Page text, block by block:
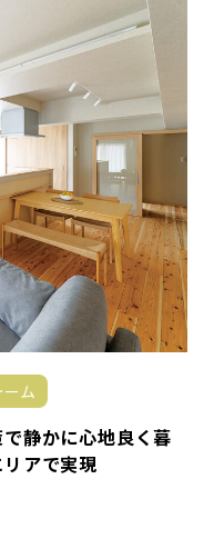
ム
静かに心地良く暮
アで実現